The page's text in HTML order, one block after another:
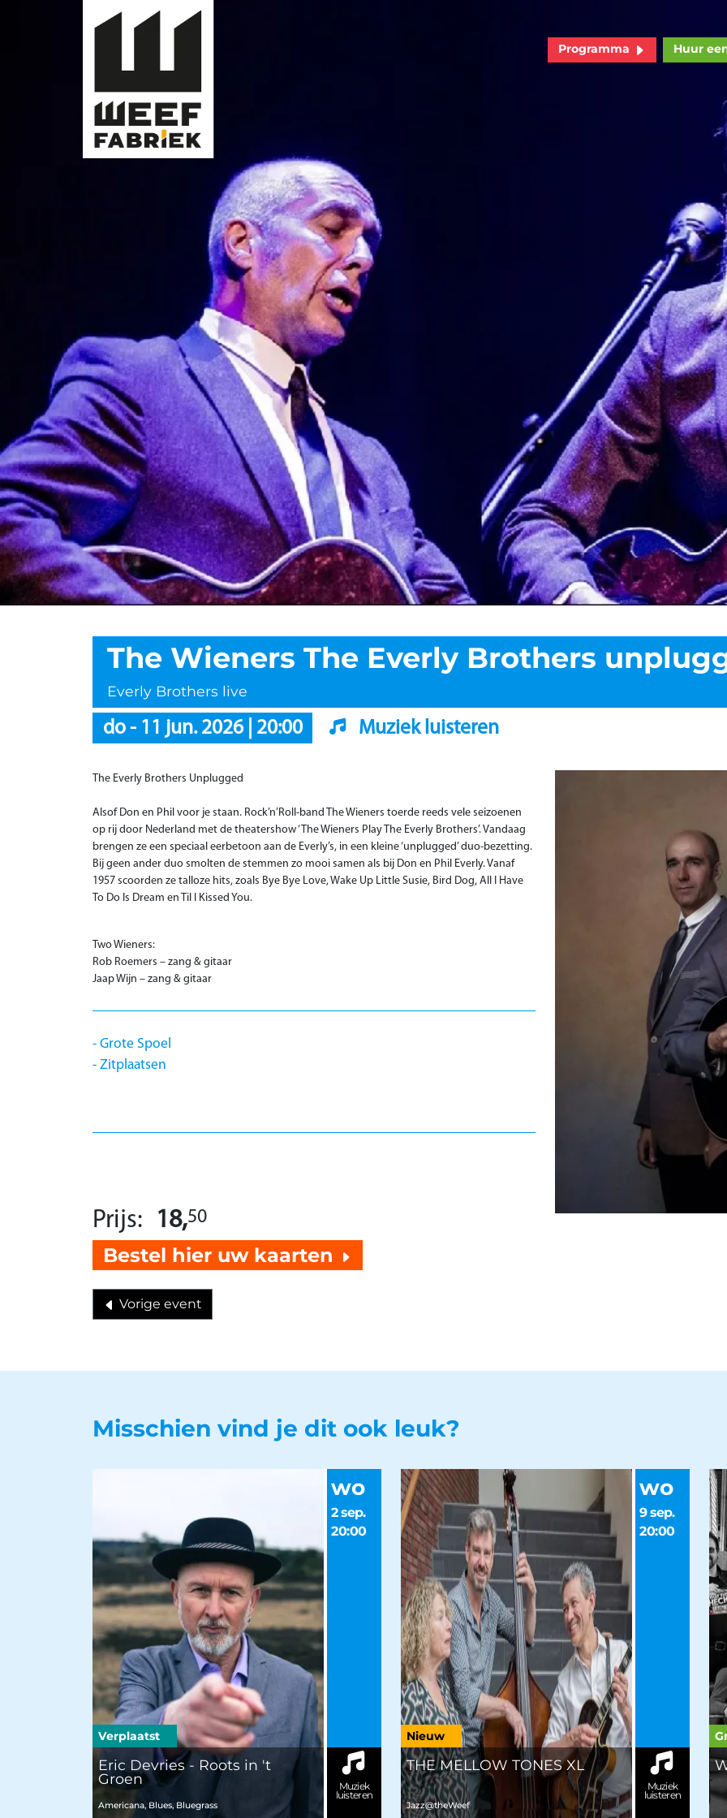
Programma Huur
The Wieners The Everly Brothers
Everly Brothers live
do- 11 jun. 2026| 20:00 Muziek luisteren
The Everly Brothers Unplugged
Alsof Don en Phil voor je staan. Rock’n’Roll-band The Wieners toerde reeds vele seizoenen
op rij door Nederland met de theatershow ‘The Wieners Play The Everly Brothers’. Vandaag
brengen ze een speciaal eerbetoon aan de Everly’s, in een kleine ‘unplugged’ duo-bezetting.
Bij geen ander duo smolten de stemmen zo mooi samen als bij Don en Phil Everly. Vanaf
1957 scoorden ze talloze hits, zoals Bye Bye Love, Wake Up Little Susie, Bird Dog, All I Have
To Do Is Dream en Til I Kissed You.
Two Wieners:
Rob Roemers – zang & gitaar
Jaap Wijn – zang & gitaar
Grote Spoel
Zitplaatsen
Prijs: 18,50
Bestel hier uw kaarten
Vorige event
Misschien vind je dit ook leuk?
Eric Devries - Roots in 't
Groen
Americana, Blues, Bluegrass
wo
2 sep.
20:00
Muziek
luisteren
Verplaatst
THE MELLOW TONES XL
Jazz@theWeef
wo
9 sep.
20:00
Muziek
luisteren
Nieuw